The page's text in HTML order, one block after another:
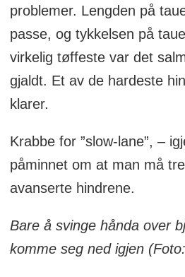
problemer. Lengden på
passe, og tykkelsen på
virkelig tøffeste var det
gjaldt. Et av de hardeste
klarer.
Krabbe for ”slow-lane”, –
påminnet om at man må
avanserte hindrene.
Bare å svinge hånda over
komme seg ned igjen